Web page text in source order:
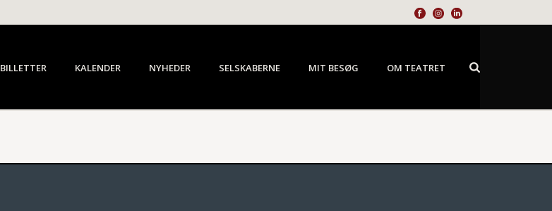
BILLETTER KALENDER NYHEDER SELSKABERNE MIT BESØG OM TEATRET